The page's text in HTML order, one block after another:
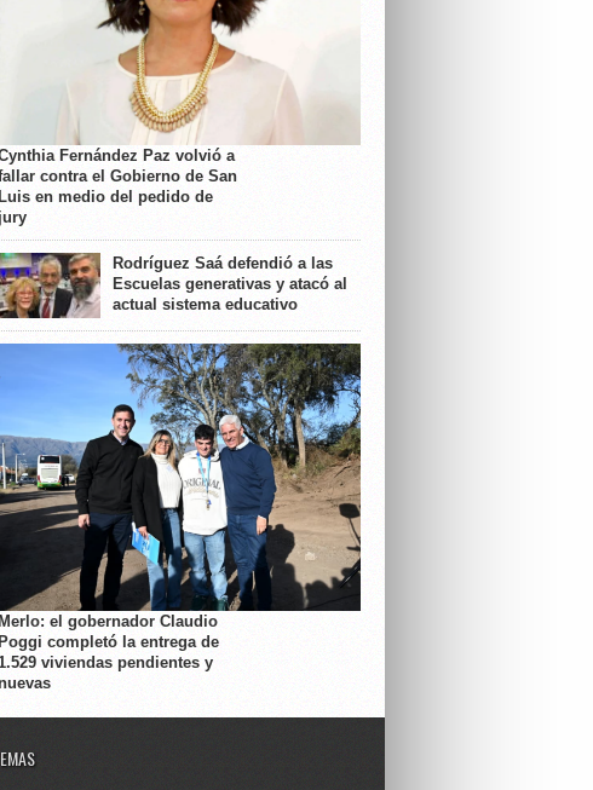
Fernández Paz volvió a
contra el Gobierno de San
Luis en medio del pedido de
Rodríguez Saá defendió a las
Escuelas generativas y atacó al
actual sistema educativo
Merlo: el gobernador Claudio
Poggi completó la entrega de
viviendas pendientes y